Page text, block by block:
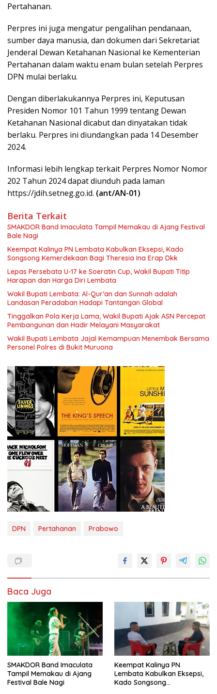
Pertahanan.
Perpres ini juga mengatur pengalihan pendanaan,
sumber daya manusia, dan dokumen dari Sekretariat
Jenderal Dewan Ketahanan Nasional ke Kementerian
Pertahanan dalam waktu enam bulan setelah Perpres
DPN mulai berlaku.
Dengan diberlakukannya Perpres ini, Keputusan
Presiden Nomor 101 Tahun 1999 tentang Dewan
Ketahanan Nasional dicabut dan dinyatakan tidak
berlaku. Perpres ini diundangkan pada 14 Desember
2024.
Informasi lebih lengkap terkait Perpres Nomor Nomor
202 Tahun 2024 dapat diunduh pada laman
https://jdih.setneg.go.id. (ant/AN-01)
Berita Terkait
SMAKDOR Band Imaculata Tampil Memakau di Ajang Festival
Bale Nagi
Keempat Kalinya PN Lembata Kabulkan Eksepsi, Kado
Songsong Kemerdekaan Bagi Theresia Ina Erap Dkk
Lepas Persebata U-17 ke Soeratin Cup, Wakil Bupati Titip
Harapan dan Harga Diri Lembata
Wakil Bupati Lembata: Al-Qur’an dan Sunnah adalah
Landasan Peradaban Hadapi Tantangan Global
Tinggalkan Pola Kerja Lama, Wakil Bupati Ajak ASN Percepat
Pembangunan dan Hadir Melayani Masyarakat
Wakil Bupati Lembata Jajal Kemampuan Menembak Bersama
Personel Polres di Bukit Muruona
DPN Pertahanan Prabowo
Baca Juga
SMAKDOR Band Imaculata
Tampil Memakau di Ajang
Festival Bale Nagi
Keempat Kalinya PN
Lembata Kabulkan Eksepsi,
Kado Songsong